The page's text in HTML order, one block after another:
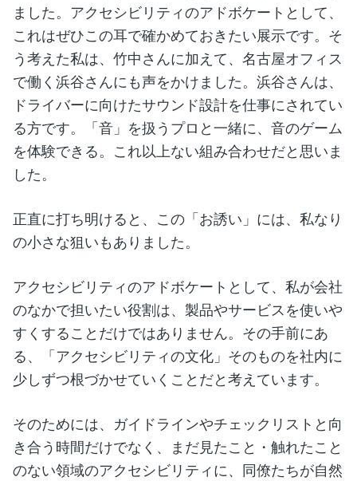
ました。アクセシビリティのアドボケートとして、
これはぜひこの耳で確かめておきたい展示です。そ
う考えた私は、竹中さんに加えて、名古屋オフィス
で働く浜谷さんにも声をかけました。浜谷さんは、
ドライバーに向けたサウンド設計を仕事にされてい
る方です。「音」を扱うプロと一緒に、音のゲーム
を体験できる。これ以上ない組み合わせだと思いま
した。
正直に打ち明けると、この「お誘い」には、私なり
の小さな狙いもありました。
アクセシビリティのアドボケートとして、私が会社
のなかで担いたい役割は、製品やサービスを使いや
すくすることだけではありません。その手前にあ
る、「アクセシビリティの文化」そのものを社内に
少しずつ根づかせていくことだと考えています。
そのためには、ガイドラインやチェックリストと向
き合う時間だけでなく、まだ見たこと・触れたこと
のない領域のアクセシビリティに、同僚たちが自然